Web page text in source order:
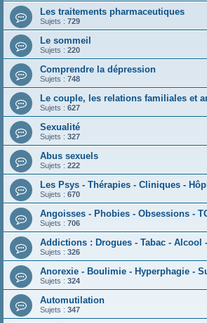
Les traitements pharmaceutiques
Sujets : 729
Le sommeil
Sujets : 220
Comprendre la dépression
Sujets : 748
Le couple, les relations familiales et
Sujets : 627
Sexualité
Sujets : 327
Abus sexuels
Sujets : 222
Les Psys - Thérapies - Cliniques -
Sujets : 670
Angoisses - Phobies - Obsessions -
Sujets : 706
Addictions : Drogues - Tabac - Alcool
Sujets : 326
Anorexie - Boulimie - Hyperphagie -
Sujets : 324
Automutilation
Sujets : 347